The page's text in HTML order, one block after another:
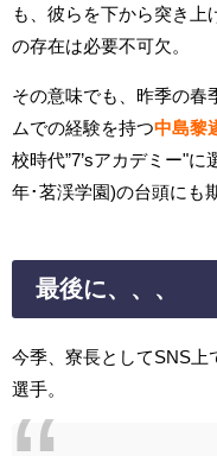
も、彼らを下から突き上
の存在は必要不可欠。
その意味でも、昨季の春
ムでの経験を持つ中島黎
校時代”7’sアカデミー"
年･茗渓学園)の台頭にも
最後に、、、
今季、寮長としてSNS上
選手。